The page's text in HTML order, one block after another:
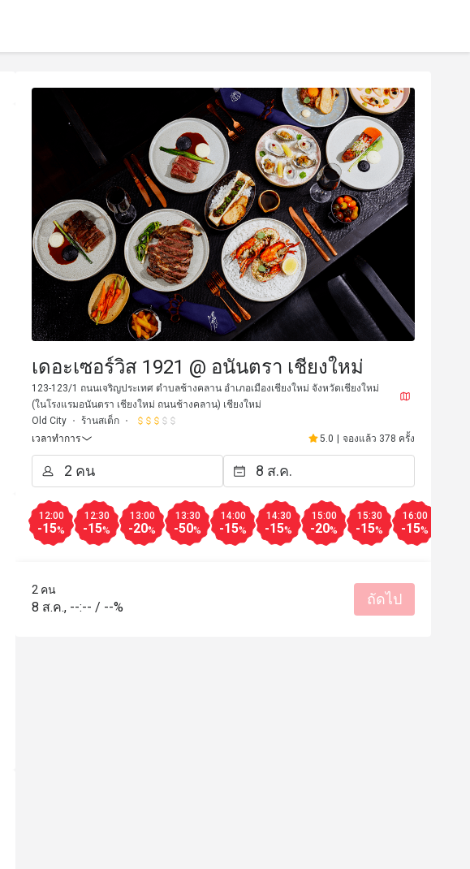
M
C*******g
รสชาติอร่อย บริการดี
เดอะเซอร์วิส 1921 @ อนันตรา เชียงใหม่
123-123/1 ถนนเจริญประเทศ ตำบลช้างคลาน อำเภอเมืองเชียงใหม่ จังหวัดเชียงใหม่
(ในโรงแรมอนันตรา เชียงใหม่ ถนนช้างคลาน) เชียงใหม่
Old City
ร้านสเต็ก
เวลาทำการ
5.0 จองแล้ว 378 ครั้ง
12:00
-15%
12:30
-15%
13:00
-20%
13:30
-50%
14:00
-15%
14:30
-15%
15:00
-20%
15:30
-15%
16:00
-15%
2 คน
8 ส.ค., --:-- / --% ถัดไป